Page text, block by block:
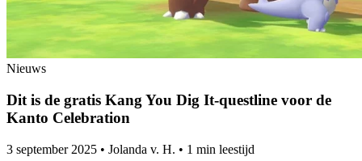
Nieuws
Dit is de gratis Kang You Dig It-questline voor de
Kanto Celebration
3 september 2025 • Jolanda v. H. • 1 min leestijd